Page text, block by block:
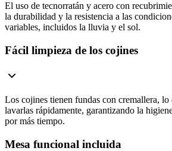
El uso de tecnorratán y acero con
la durabilidad y la resistencia a las
variables, incluidos la lluvia y el sol.
Fácil limpieza de los cojines
Los cojines tienen fundas con cremallera,
lavarlas rápidamente, garantizando la
por más tiempo.
Mesa funcional incluida